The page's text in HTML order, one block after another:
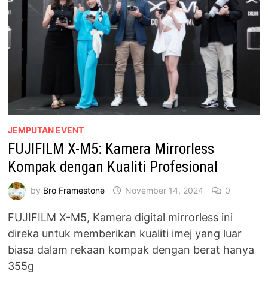
INOVATIF
JEMPUTAN EVENT
FUJIFILM X-M5: Kamera Mirrorless
Kompak dengan Kualiti Profesional
by Bro Framestone November 14, 2024 0
FUJIFILM X-M5, Kamera digital mirrorless ini
direka untuk memberikan kualiti imej yang luar
biasa dalam rekaan kompak dengan berat hanya
355g